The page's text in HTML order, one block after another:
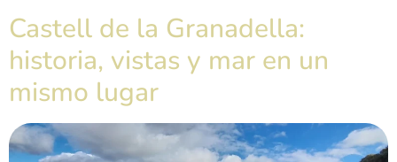
Castell de la Granadella:
historia, vistas y mar en un
mismo lugar